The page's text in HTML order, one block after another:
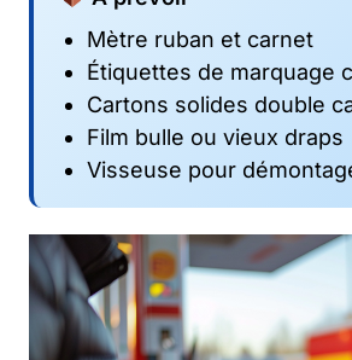
Mètre ruban et carnet
Étiquettes de marquage
Cartons solides double
Film bulle ou vieux draps
Visseuse pour